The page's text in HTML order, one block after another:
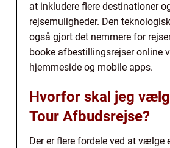
at inkludere flere destinationer
rejsemuligheder. Den
også gjort det nemmere for
booke afbestillingsrejser online
hjemmeside og mobile apps.
Hvorfor skal jeg
Tour Afbudsrejse?
Der er flere fordele ved at vælge